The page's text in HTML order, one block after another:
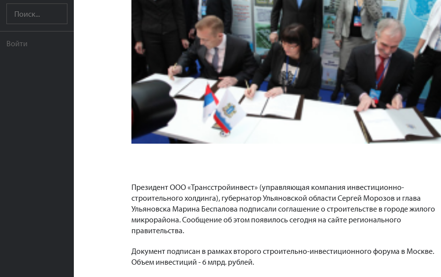
Войти
Президент ООО «Трансстройинвест» (управляющая компания инвестиционно-
строительного холдинга), губернатор Ульяновской области Сергей Морозов и глава
Ульяновска Марина Беспалова подписали соглашение о строительстве в городе жилого
микрорайона. Сообщение об этом появилось сегодня на сайте регионального
правительства.
Документ подписан в рамках второго строительно-инвестиционного форума в Москве.
Объем инвестиций - 6 млрд. рублей.